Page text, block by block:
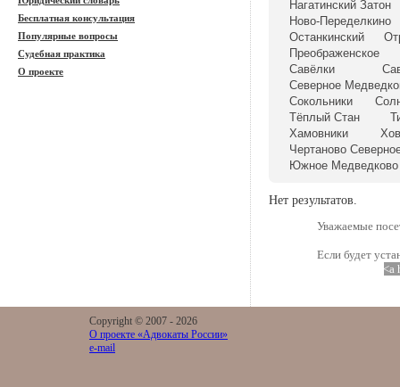
Бесплатная консультация
Популярные вопросы
Судебная практика
О проекте
Нагатинский Затон
Ново-Переделкино
Останкинский
Преображенское
Савёлки
Северное
Сокольники
Тёплый Стан
Хамовники
Чертаново
Южное Медведково
Нет результатов.
Уважаемые
Если будет
<a
Copyright © 2007 - 2026
О проекте «Адвокаты России»
e-mail